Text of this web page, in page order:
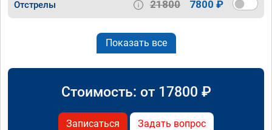
Отстрелы 21800 7800 ₽
Показать все
Стоимость: от 17800 ₽
Записаться Задать вопрос